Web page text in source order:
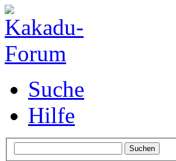
Suche
Hilfe